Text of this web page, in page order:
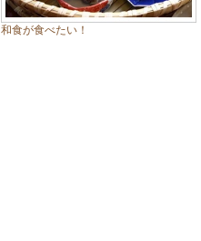
和食が食べたい！